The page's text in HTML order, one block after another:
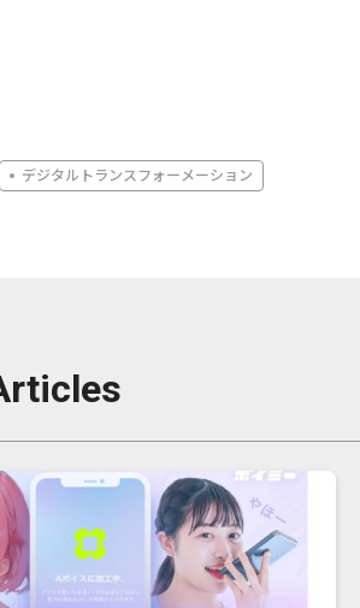
デジタルトランスフォーメーション